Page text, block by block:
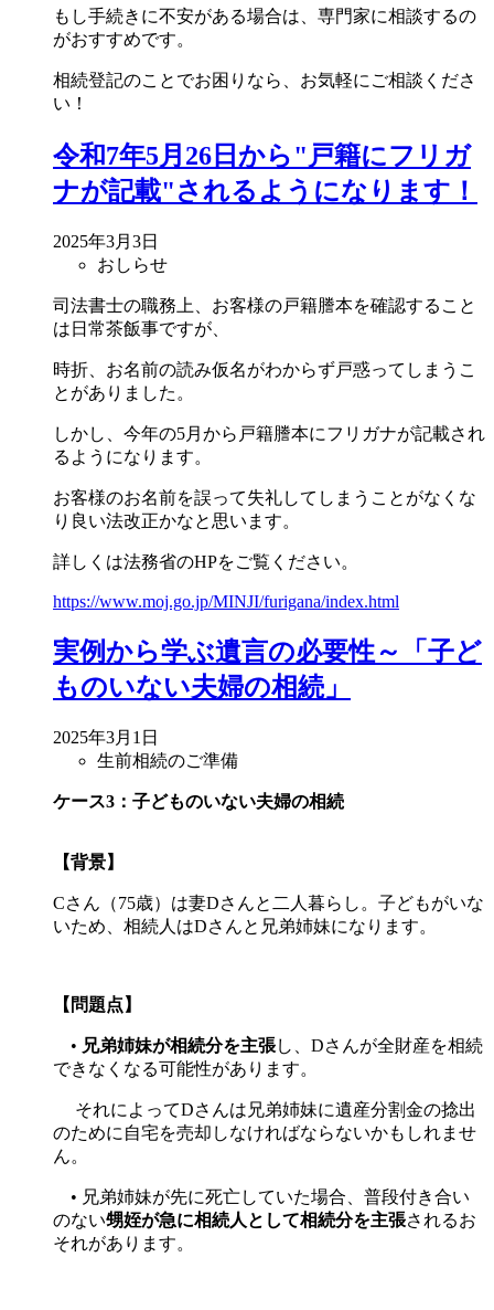
もし手続きに不安がある場合は、専門家に相談するの
がおすすめです。
相続登記のことでお困りなら、お気軽にご相談くださ
い！
令和7年5月26日から"戸籍にフリガ
ナが記載"されるようになります！
2025年3月3日
おしらせ
司法書士の職務上、お客様の戸籍謄本を確認すること
は日常茶飯事ですが、
時折、お名前の読み仮名がわからず戸惑ってしまうこ
とがありました。
しかし、今年の5月から戸籍謄本にフリガナが記載され
るようになります。
お客様のお名前を誤って失礼してしまうことがなくな
り良い法改正かなと思います。
詳しくは法務省のHPをご覧ください。
https://www.moj.go.jp/MINJI/furigana/index.html
実例から学ぶ遺言の必要性～「子ど
ものいない夫婦の相続」
2025年3月1日
生前相続のご準備
ケース3：子どものいない夫婦の相続
【背景】
Cさん（75歳）は妻Dさんと二人暮らし。子どもがいな
いため、相続人はDさんと兄弟姉妹になります。
【問題点】
• 兄弟姉妹が相続分を主張し、Dさんが全財産を相続
できなくなる可能性があります。
それによってDさんは兄弟姉妹に遺産分割金の捻出
のために自宅を売却しなければならないかもしれませ
ん。
• 兄弟姉妹が先に死亡していた場合、普段付き合い
のない甥姪が急に相続人として相続分を主張されるお
それがあります。